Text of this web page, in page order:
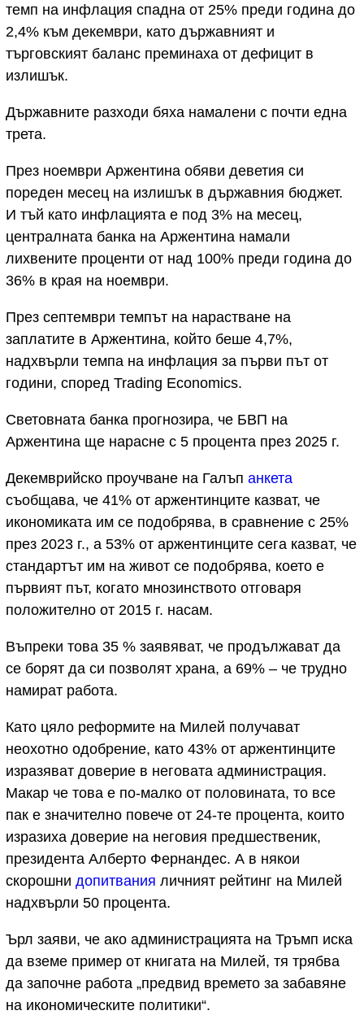
темп на инфлация спадна от 25% преди година до
2,4% към декември, като държавният и
търговският баланс преминаха от дефицит в
излишък.
Държавните разходи бяха намалени с почти една
трета.
През ноември Аржентина обяви деветия си
пореден месец на излишък в държавния бюджет.
И тъй като инфлацията е под 3% на месец,
централната банка на Аржентина намали
лихвените проценти от над 100% преди година до
36% в края на ноември.
През септември темпът на нарастване на
заплатите в Аржентина, който беше 4,7%,
надхвърли темпа на инфлация за първи път от
години, според Trading Economics.
Световната банка прогнозира, че БВП на
Аржентина ще нарасне с 5 процента през 2025 г.
Декемврийско проучване на Галъп анкета
съобщава, че 41% от аржентинците казват, че
икономиката им се подобрява, в сравнение с 25%
през 2023 г., а 53% от аржентинците сега казват, че
стандартът им на живот се подобрява, което е
първият път, когато мнозинството отговаря
положително от 2015 г. насам.
Въпреки това 35 % заявяват, че продължават да
се борят да си позволят храна, а 69% – че трудно
намират работа.
Като цяло реформите на Милей получават
неохотно одобрение, като 43% от аржентинците
изразяват доверие в неговата администрация.
Макар че това е по-малко от половината, то все
пак е значително повече от 24-те процента, които
изразиха доверие на неговия предшественик,
президента Алберто Фернандес. А в някои
скорошни допитвания личният рейтинг на Милей
надхвърли 50 процента.
Ърл заяви, че ако администрацията на Тръмп иска
да вземе пример от книгата на Милей, тя трябва
да започне работа „предвид времето за забавяне
на икономическите политики“.